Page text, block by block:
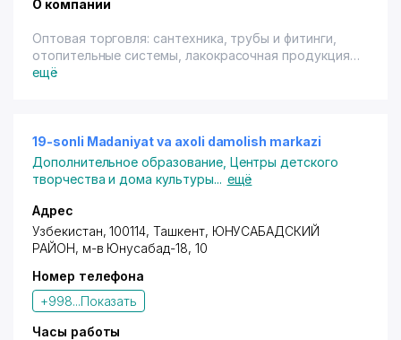
О компании
Оптовая торговля: сантехника, трубы и фитинги,
отопительные системы, лакокрасочная продукция,
сухие строительные смеси, гипсокартон, декор.
ещё
19-sonli Madaniyat va axoli damolish markazi
Дополнительное образование, Центры детского
творчества и дома культуры... ещё
Адрес
Узбекистан, 100114, Ташкент, ЮНУСАБАДСКИЙ
РАЙОН, м-в Юнусабад-18, 10
Номер телефона
+998...Показать
Часы работы